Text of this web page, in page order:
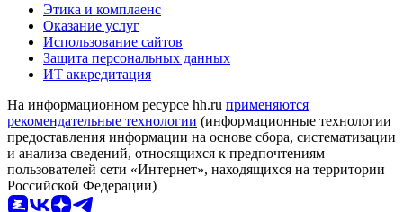
Этика и комплаенс
Оказание услуг
Использование сайтов
Защита персональных данных
ИТ аккредитация
На информационном ресурсе hh.ru применяются
рекомендательные технологии (информационные технологии
предоставления информации на основе сбора, систематизации
и анализа сведений, относящихся к предпочтениям
пользователей сети «Интернет», находящихся на территории
Российской Федерации)